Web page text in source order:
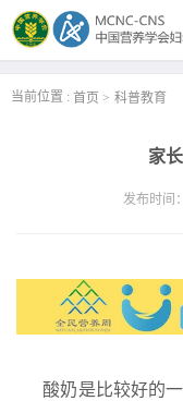
当前位置 : 首页 科普教育
家
发布时间
酸奶是比较好的一